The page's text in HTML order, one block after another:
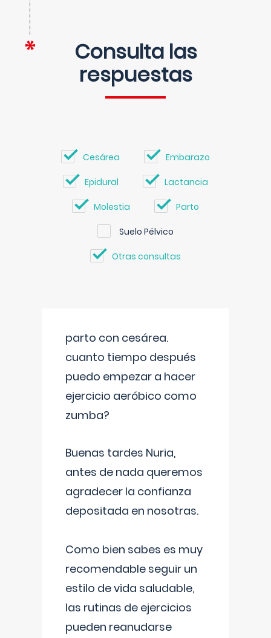
Consulta las
respuestas
Cesárea Embarazo
Epidural Lactancia
Molestia Parto
Suelo Pélvico
Otras consultas
parto con cesárea.
cuanto tiempo después
puedo empezar a hacer
ejercicio aeróbico como
zumba?
Buenas tardes Nuria,
antes de nada queremos
agradecer la confianza
depositada en nosotras.
Como bien sabes es muy
recomendable seguir un
estilo de vida saludable,
las rutinas de ejercicios
pueden reanudarse